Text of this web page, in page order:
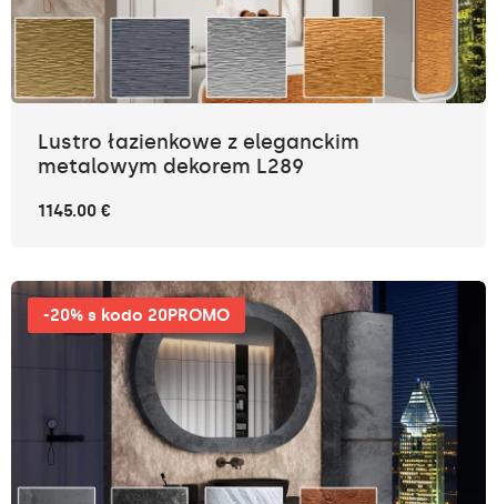
Lustro łazienkowe z eleganckim
metalowym dekorem L289
1145.00 €
-20% s kodo 20PROMO